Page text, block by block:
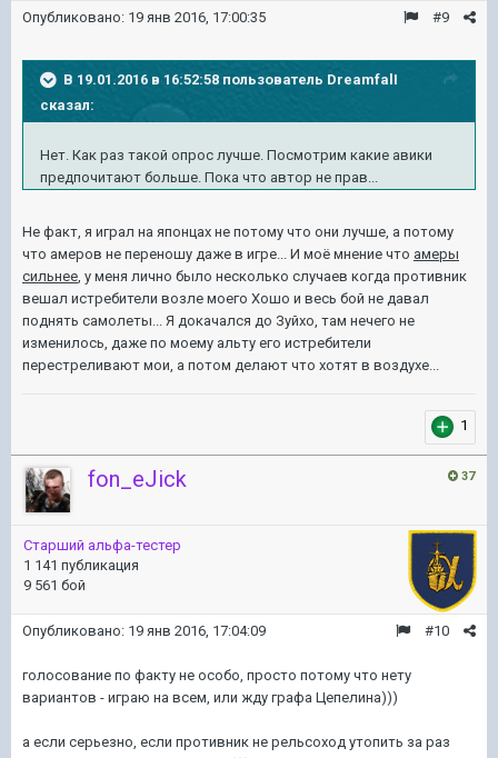
#9
Опубликовано: 19 янв 2016, 17:00:35
В 19.01.2016 в 16:52:58 пользователь DreamfalI
сказал:
Нет. Как раз такой опрос лучше. Посмотрим какие авики
предпочитают больше. Пока что автор не прав...
Не факт, я играл на японцах не потому что они лучше, а потому
что амеров не переношу даже в игре... И моё мнение что амеры
сильнее , у меня лично было несколько случаев когда противник
вешал истребители возле моего Хошо и весь бой не давал
поднять самолеты... Я докачался до Зуйхо, там нечего не
изменилось, даже по моему альту его истребители
перестреливают мои, а потом делают что хотят в воздухе...
1
37
fon_eJick
Старший альфа-тестер
1 141 публикация
9 561 бой
#10
Опубликовано: 19 янв 2016, 17:04:09
голосование по факту не особо, просто потому что нету
вариантов - играю на всем, или жду графа Цепелина)))
а если серьезно, если противник не рельсоход утопить за раз